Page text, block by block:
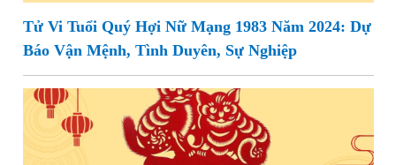
Tử Vi Tuổi Quý Hợi Nữ Mạng 1983 Năm 2024: Dự
Báo Vận Mệnh, Tình Duyên, Sự Nghiệp